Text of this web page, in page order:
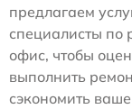
предлагаем
специалисты по
офис, чтобы
выполнить
сэкономить